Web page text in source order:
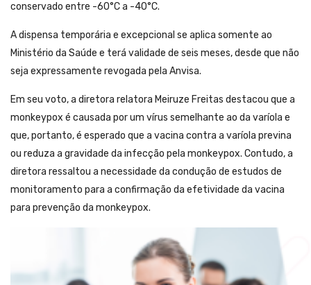
conservado entre -60°C a -40°C.
A dispensa temporária e excepcional se aplica somente ao
Ministério da Saúde e terá validade de seis meses, desde que não
seja expressamente revogada pela Anvisa.
Em seu voto, a diretora relatora Meiruze Freitas destacou que a
monkeypox é causada por um vírus semelhante ao da varíola e
que, portanto, é esperado que a vacina contra a varíola previna
ou reduza a gravidade da infecção pela monkeypox. Contudo, a
diretora ressaltou a necessidade da condução de estudos de
monitoramento para a confirmação da efetividade da vacina
para prevenção da monkeypox.